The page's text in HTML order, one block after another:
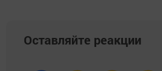
Оставляйте реакции